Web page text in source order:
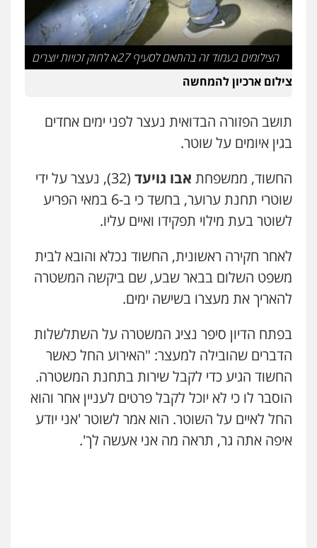
שחר לדובסקי, עו"ד
פלילי מעצרים וחקירות עבירות המתה עורכי
דין לענייני אסירים
0507913332
עו"ד איהאב ג'לג'ולי
0505216700
עו"ד שלומי שרון
מעצרים וחקירות
0547342002
עו"ד אלון קריטי
0525544654
מנשה, אלמוג – עורכי דין
עורכי דין לענייני אסירים מעצרים וחקירות
0546470989
עו"ד זוהר ארבל
פלילי פשיעה חמורה מעצרים וחקירות
קטינים
הצילומים בעמוד זה בהתאם לסעיף 27א לחוק זכויות יוצרים
צילום ארכיון להמחשה
תושב הפזורה הבדואית נעצר לפני ימים אחדים
בגין איומים על שוטר.
החשוד, ממשפחת אבו גויעד
(32), נעצר על ידי
שוטרי תחנת ערוער, בחשד כי ב-6 במאי הפריע
לשוטר בעת מילוי תפקידו ואיים עליו.
לאחר חקירה ראשונית, החשוד נכלא והובא לבית
משפט השלום בבאר שבע, שם ביקשה המשטרה
להאריך את מעצרו בשישה ימים.
בפתח הדיון סיפר נציג המשטרה על השתלשלות
הדברים שהובילה למעצר: "האירוע החל כאשר
החשוד הגיע כדי לקבל שירות בתחנת המשטרה.
הוסבר לו כי לא יוכל לקבל פרטים לעניין אחר והוא
החל לאיים על השוטר. הוא אמר לשוטר 'אני יודע
איפה אתה גר, תראה מה אני אעשה לך'.